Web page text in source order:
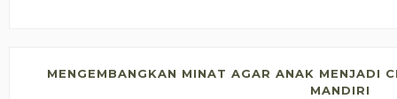
MENGEMBANGKAN MINAT AGAR ANAK MENJADI
MANDIRI